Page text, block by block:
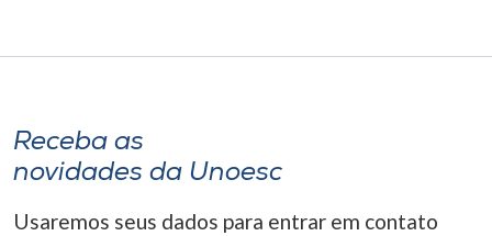
Selecione
o idioma
Receba as
novidades da Unoesc
Usaremos seus dados para entrar em contato